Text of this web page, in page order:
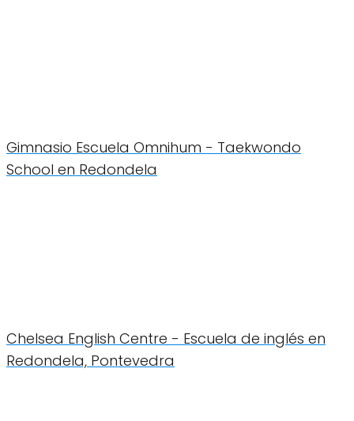
Gimnasio Escuela Omnihum - Taekwondo
School en Redondela
Chelsea English Centre - Escuela de inglés en
Redondela, Pontevedra